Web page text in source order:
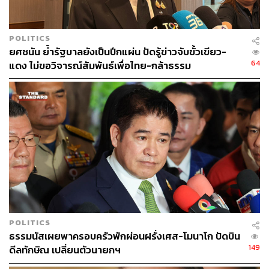
POLITICS
ยศชนัน ย้ำรัฐบาลยังเป็นปึกแผ่น ปัดรู้ข่าวจับขั้วเขียว-
แดง ไม่ขอวิจารณ์สัมพันธ์เพื่อไทย-กล้าธรรม
64
POLITICS
ธรรมนัสเผยพาครอบครัวพักผ่อนฝรั่งเศส-โมนาโก ปัดบิน
ดีลทักษิณ เปลี่ยนตัวนายกฯ
149